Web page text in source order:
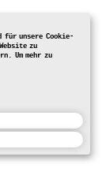
für unsere Cookie-
zu
Um mehr zu